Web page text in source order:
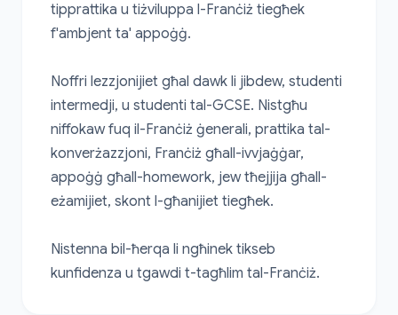
tipprattika u tiżviluppa l-Franċiż tiegħek
f'ambjent ta' appoġġ.
Noffri lezzjonijiet għal dawk li jibdew, studenti
intermedji, u studenti tal-GCSE. Nistgħu
niffokaw fuq il-Franċiż ġenerali, prattika tal-
konverżazzjoni, Franċiż għall-ivvjaġġar,
appoġġ għall-homework, jew tħejjija għall-
eżamijiet, skont l-għanijiet tiegħek.
Nistenna bil-ħerqa li ngħinek tikseb
kunfidenza u tgawdi t-tagħlim tal-Franċiż.